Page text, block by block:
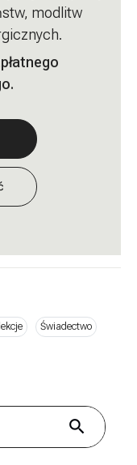
modlitw
Świadectwo